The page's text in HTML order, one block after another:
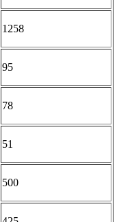
1258
95
78
51
500